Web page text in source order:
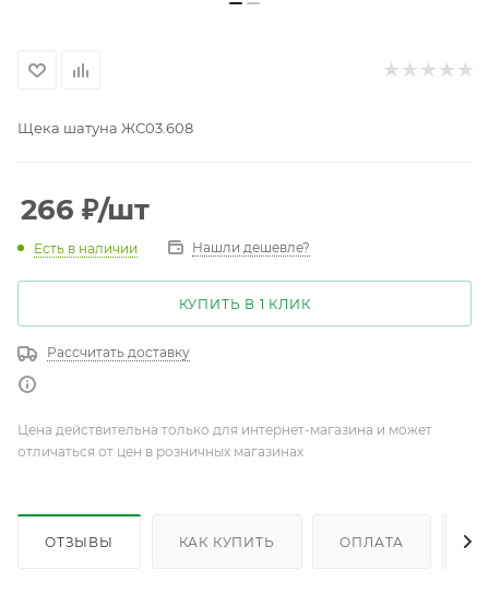
Щека шатуна ЖС03.608
266 ₽/шт
Есть в наличии Нашли дешевле?
КУПИТЬ В 1 КЛИК
Рассчитать доставку
Цена действительна только для интернет-магазина и может
отличаться от цен в розничных магазинах
ОТЗЫВЫ КАК КУПИТЬ ОПЛАТА